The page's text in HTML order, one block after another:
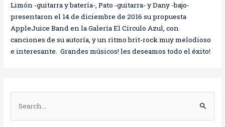
Limón -guitarra y batería-, Pato -guitarra- y Dany -bajo-
presentaron el 14 de diciembre de 2016 su propuesta
AppleJuice Band en la Galería El Círculo Azul, con
canciones de su autoría, y un ritmo brit-rock muy melodioso
e interesante. Grandes músicos! les deseamos todo el éxito!
u